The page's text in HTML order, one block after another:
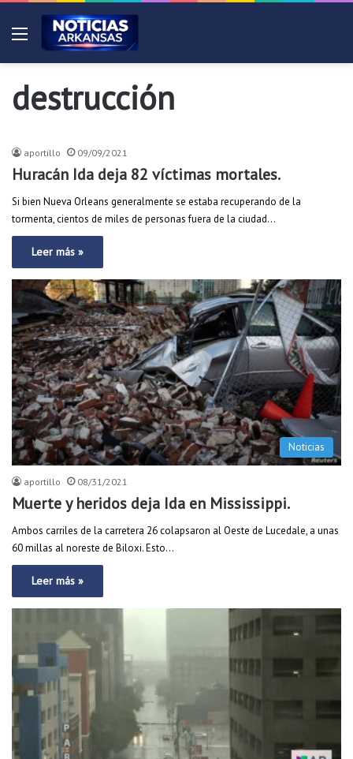
Menú
destrucción
aportillo 09/09/2021
Huracán Ida deja 82 víctimas mortales.
Si bien Nueva Orleans generalmente se estaba recuperando de la
tormenta, cientos de miles de personas fuera de la ciudad…
Leer más »
Noticias
aportillo 08/31/2021
Muerte y heridos deja Ida en Mississippi.
Ambos carriles de la carretera 26 colapsaron al Oeste de Lucedale, a unas
60 millas al noreste de Biloxi. Esto…
Leer más »